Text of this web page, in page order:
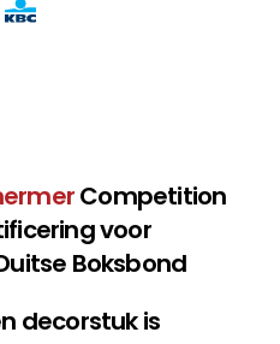
Competition
voor
Boksbond
decorstuk is